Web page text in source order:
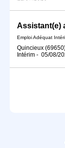
Assistant(e)
Emploi Adéquat
Quincieux
Intérim - 05/08/